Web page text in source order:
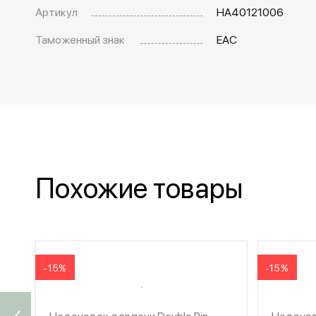
Артикул
HA40121006
Таможенный знак
EAC
Похожие товары
-15% -15%